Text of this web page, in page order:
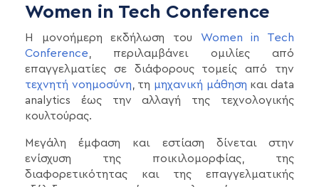
Women in Tech Conference
H μονοήμερη εκδήλωση του Women in Tech
Conference, περιλαμβάνει ομιλίες από
επαγγελματίες σε διάφορους τομείς από την
τεχνητή νοημοσύνη, τη μηχανική μάθηση και data
analytics έως την αλλαγή της τεχνολογικής
κουλτούρας.
Μεγάλη έμφαση και εστίαση δίνεται στην
ενίσχυση της ποικιλομορφίας, της
διαφορετικότητας και της επαγγελματικής